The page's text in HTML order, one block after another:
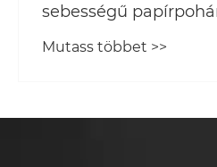
sebességű
hatékonyságát?
Mutass többet >>